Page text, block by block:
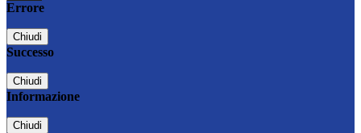
Errore
Chiudi
Successo
Chiudi
Informazione
Chiudi